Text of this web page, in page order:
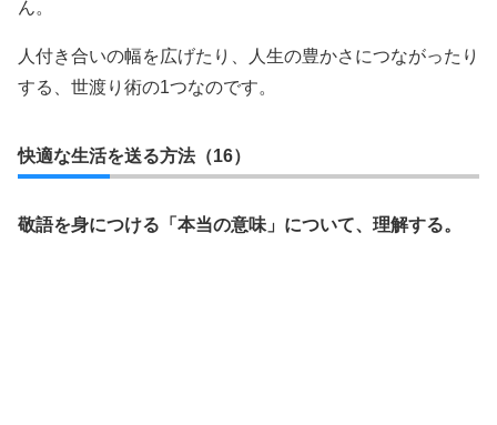
ん。
人付き合いの幅を広げたり、人生の豊かさにつながったり
する、世渡り術の1つなのです。
快適な生活を送る方法（16）
敬語を身につける「本当の意味」について、理解する。